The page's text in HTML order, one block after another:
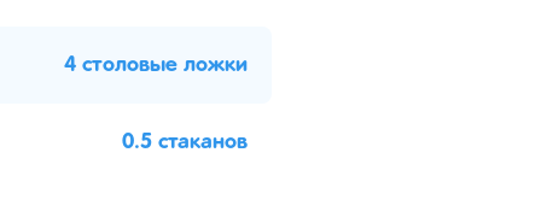
4 столовые ложки
0.5 стаканов